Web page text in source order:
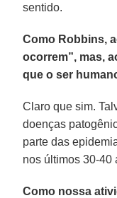
sentido.
Como Robbins,
ocorrem”, mas,
que o ser
Claro que sim.
doenças
parte das
nos últimos 30-40
Como nossa